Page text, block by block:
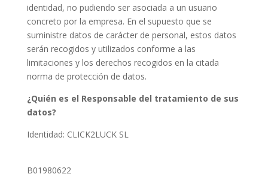
identidad, no pudiendo ser asociada a un usuario
concreto por la empresa. En el supuesto que se
suministre datos de carácter de personal, estos datos
serán recogidos y utilizados conforme a las
limitaciones y los derechos recogidos en la citada
norma de protección de datos.
¿Quién es el Responsable del tratamiento de sus
datos?
Identidad: CLICK2LUCK SL
B01980622